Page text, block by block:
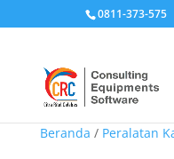
0811-373-575
Beranda / Peralatan